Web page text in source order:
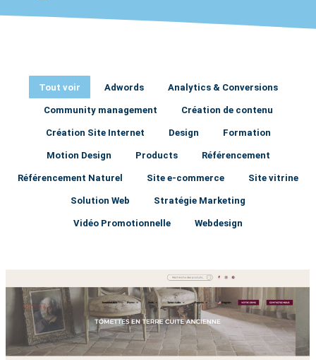
Tout voir Adwords Analytics & Conversions
Community management Création de contenu
Création Site Internet Design Formation
Motion Design Products Référencement
Référencement Naturel Site e-commerce Site vitrine
Solution Web Stratégie Marketing
Vidéo Promotionnelle Webdesign